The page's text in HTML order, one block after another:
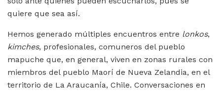
quiere que sea así.
Hemos generado múltiples encuentros entre lonkos,
kimches, profesionales, comuneros del pueblo
mapuche que, en general, viven en zonas rurales con
miembros del pueblo Maorí de Nueva Zelandia, en el
territorio de La Araucanía, Chile. Conversaciones en